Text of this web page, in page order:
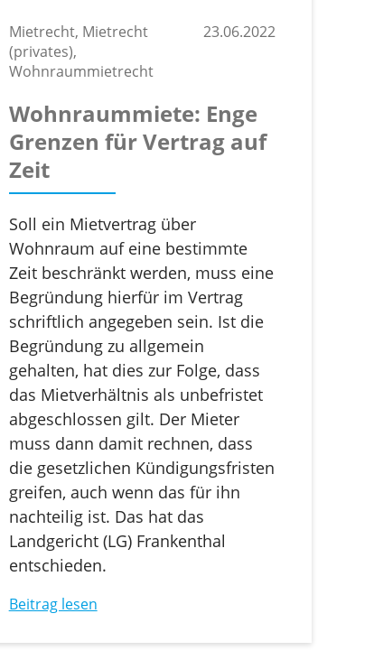
Mietrecht, Mietrecht
(privates),
Wohnraummietrecht
23.06.2022
Wohnraummiete: Enge
Grenzen für Vertrag auf
Zeit
Soll ein Mietvertrag über
Wohnraum auf eine bestimmte
Zeit beschränkt werden, muss eine
Begründung hierfür im Vertrag
schriftlich angegeben sein. Ist die
Begründung zu allgemein
gehalten, hat dies zur Folge, dass
das Mietverhältnis als unbefristet
abgeschlossen gilt. Der Mieter
muss dann damit rechnen, dass
die gesetzlichen Kündigungsfristen
greifen, auch wenn das für ihn
nachteilig ist. Das hat das
Landgericht (LG) Frankenthal
entschieden.
Beitrag lesen